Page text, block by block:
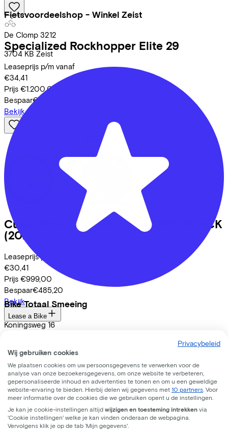
Fietsvoordeelshop - Winkel Zeist
De Clomp 3212
3704 KB Zeist
Bike Totaal Smeeing
Koningsweg 16
Specialized Rockhopper Elite 29
Leaseprijs p/m vanaf
€34,41
Prijs €1.200,00
Bespaar€501,68
Bekijk
Cube
REACTION PRO OLDGREY/BLACK
(2026)
Leaseprijs p/m vanaf
€30,41
Prijs €999,00
Bespaar€485,20
Bekijk
Lease a Bike
Vacatures
Stages
Contact
Nieuws
MVO
FAQ
Security & Privacy
Privacybeleid
Wij gebruiken cookies
We plaatsen cookies om uw persoonsgegevens te verwerken voor de
analyse van onze bezoekersgegevens, om onze website te verbeteren,
gepersonaliseerde inhoud en advertenties te tonen en om u een geweldige
website-ervaring te bieden. Hierbij delen wij gegevens met 10 partners . Voor
meer informatie over de cookies die we gebruiken opent u de instellingen.
Je kan je cookie-instellingen altijd wijzigen en toesteming intrekken via
'Cookie instellingen' welke je kan vinden onderaan de webpagina.
Vervolgens klik je op de tab ‘Mijn gegevens'.